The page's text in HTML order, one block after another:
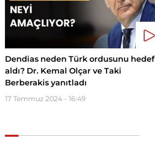
Dendias neden Türk ordusunu hedef
aldı? Dr. Kemal Olçar ve Taki
Berberakis yanıtladı
17 Temmuz 2024 - 16:49